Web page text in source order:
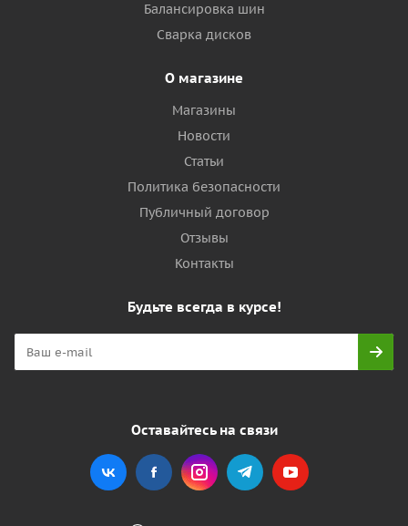
Балансировка шин
Сварка дисков
О магазине
Магазины
Новости
Статьи
Политика безопасности
Публичный договор
Отзывы
Контакты
Будьте всегда в курсе!
Оставайтесь на связи